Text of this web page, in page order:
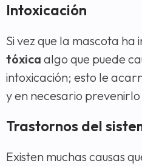
Intoxicación
Si vez que la mascota ha
tóxica algo que puede
intoxicación; esto le
y en necesario
Trastornos del
Existen muchas causas